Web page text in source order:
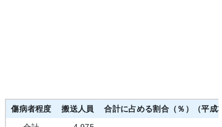
傷病者程度 搬送人員 合計に占める割合（％）（平成